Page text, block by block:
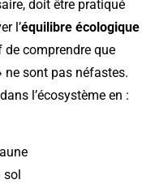
doit être pratiqué
l’équilibre écologique
comprendre que
ne sont pas néfastes.
l’écosystème en :